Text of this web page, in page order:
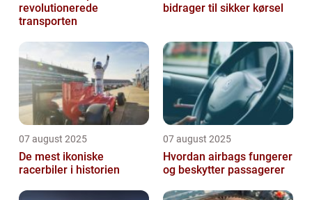
revolutionerede
transporten
bidrager til sikker kørsel
07 august 2025
De mest ikoniske
racerbiler i historien
07 august 2025
Hvordan airbags fungerer
og beskytter passagerer